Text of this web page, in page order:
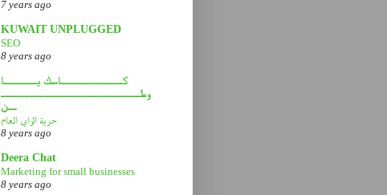
7 years ago
KUWAIT UNPLUGGED
SEO
8 years ago
كـــــــــــــاسك يـــــــا
وطـــــــــــــــــــــــــــــ
ــن
حرية الراي العام
8 years ago
Deera Chat
Marketing for small businesses
8 years ago